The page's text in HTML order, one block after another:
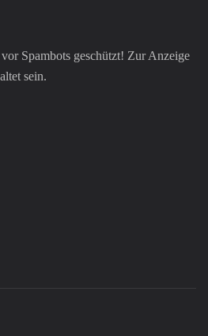
Spambots geschützt! Zur Anzeige
sein.